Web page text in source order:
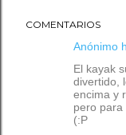
COMENTARIOS
Anónimo
El kayak
divertido,
encima y
pero para
(:P